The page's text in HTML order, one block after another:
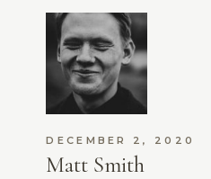
DECEMBER 2, 2020
Matt Smith